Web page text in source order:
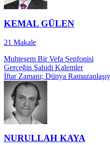
KEMAL GÜLEN
21 Makale
Muhteşem Bir Vefa Senfonisi
Gerçeğin Şahidi Kalemler
İftar Zamanı; Dünya
NURULLAH KAYA